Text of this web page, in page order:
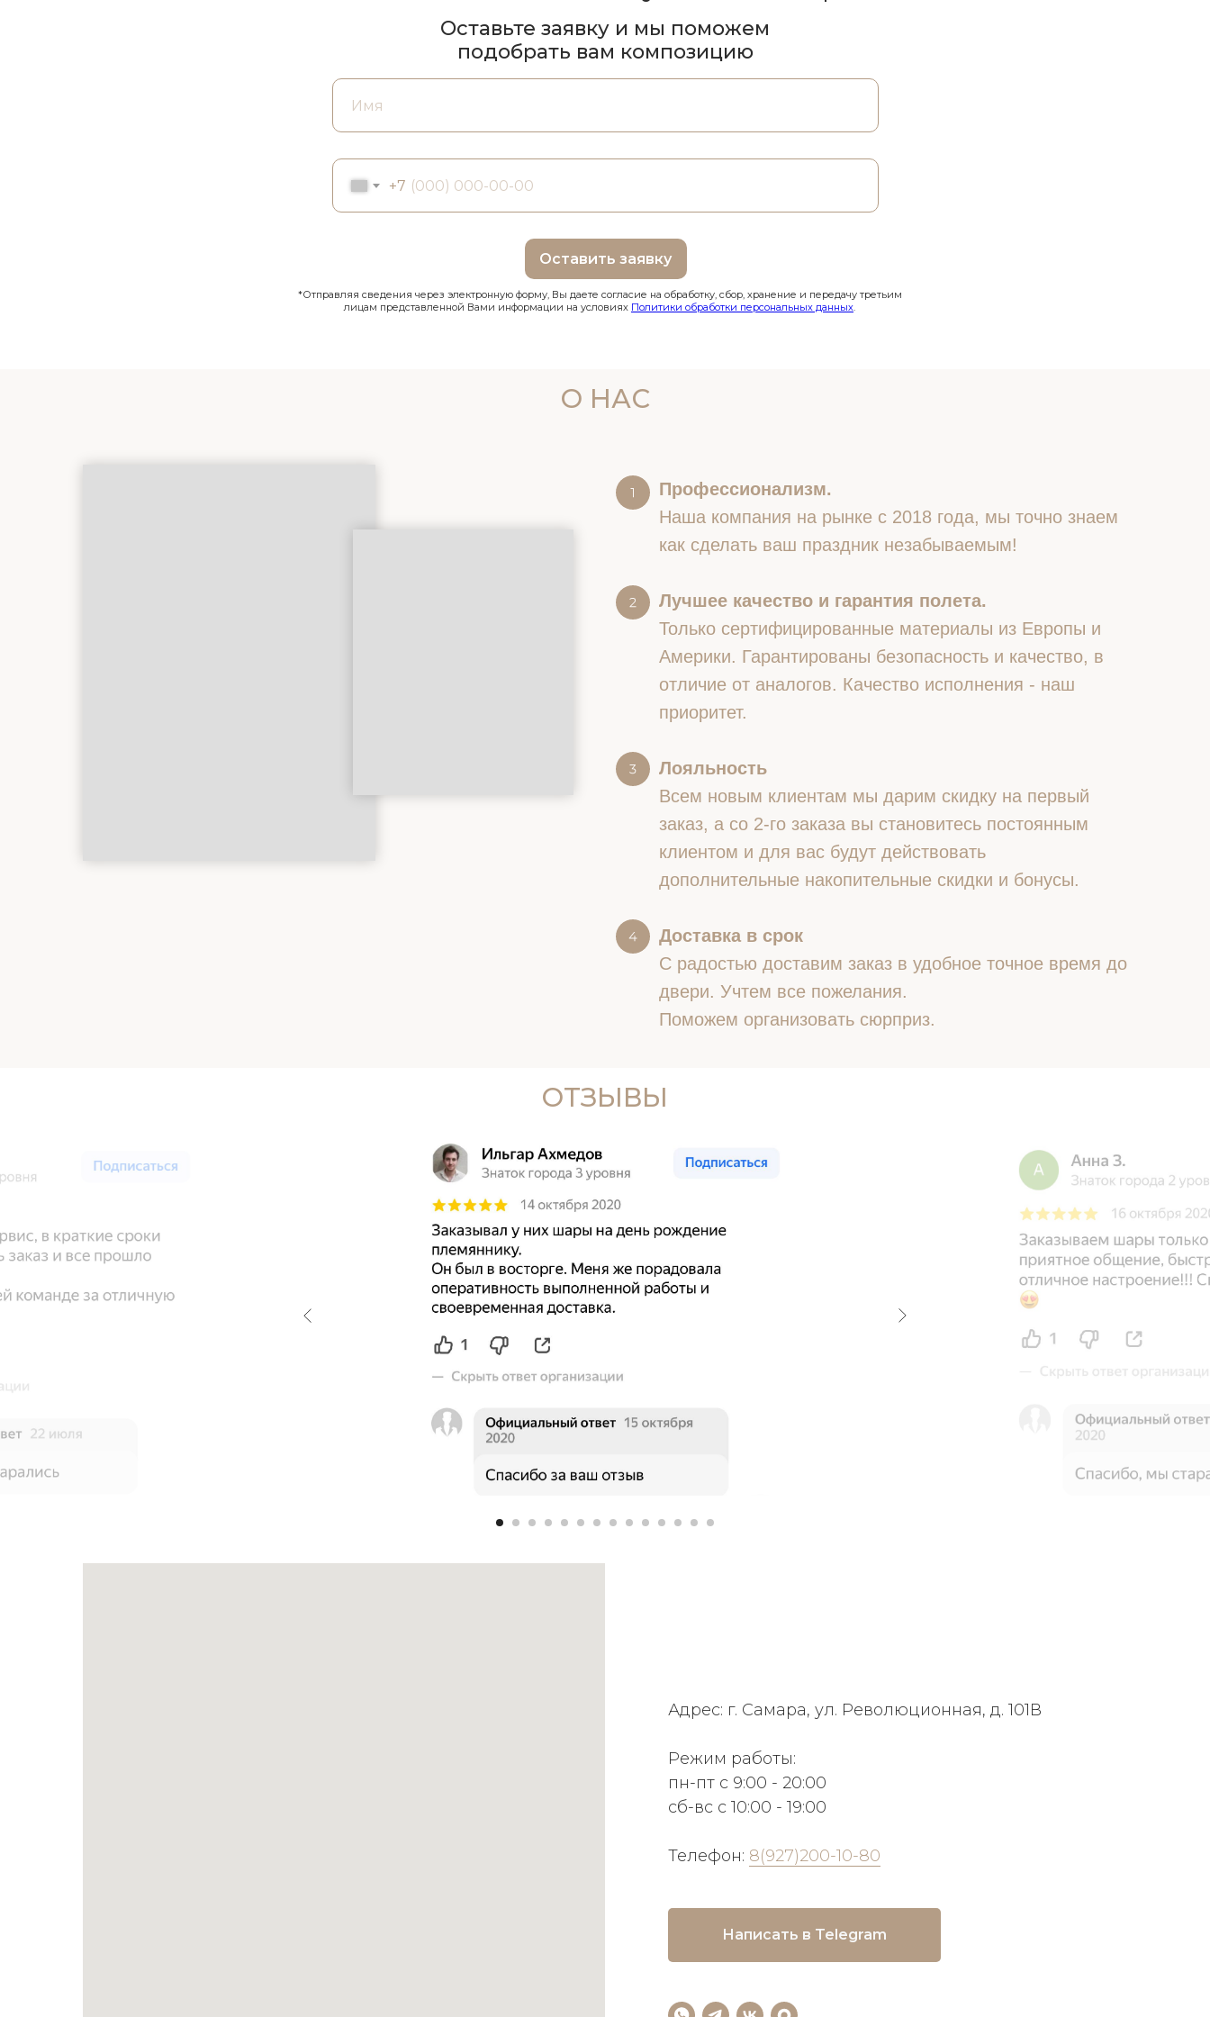
+7
Оставить заявку
Оставьте заявку и мы поможем
подобрать вам композицию
*Отправляя сведения через электронную форму, Вы даете согласие на обработку, сбор, хранение и передачу третьим
лицам представленной Вами информации на условиях Политики обработки персональных данных.
О НАС
Профессионализм.
Наша компания на рынке с 2018 года, мы точно знаем
как сделать ваш праздник незабываемым!
Лучшее качество и гарантия полета.
Только сертифицированные материалы из Европы и
Америки. Гарантированы безопасность и качество, в
отличие от аналогов. Качество исполнения - наш
приоритет.
Лояльность
Всем новым клиентам мы дарим скидку на первый
заказ, а со 2-го заказа вы становитесь постоянным
клиентом и для вас будут действовать
дополнительные накопительные скидки и бонусы.
Доставка в срок
С радостью доставим заказ в удобное точное время до
двери. Учтем все пожелания.
Поможем организовать сюрприз.
ОТЗЫВЫ
Адрес: г. Самара, ул. Революционная, д. 101В
Режим работы:
пн-пт с 9:00 - 20:00
сб-вс с 10:00 - 19:00
Телефон: 8(927)200-10-80
Написать в Telegram